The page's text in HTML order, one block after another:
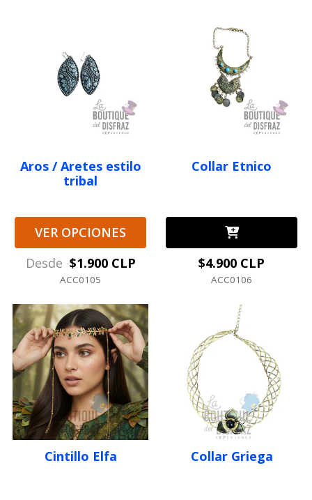
Aros / Aretes estilo
tribal
VER OPCIONES
Desde $1.900 CLP
ACC0105
Collar Etnico
$4.900 CLP
ACC0106
Cintillo Elfa Collar Griega